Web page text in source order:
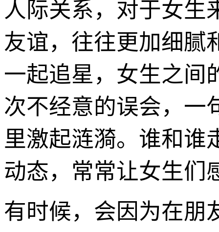
人际关系，对于女生
友谊，往往更加细腻
一起追星，女生之间
次不经意的误会，一
里激起涟漪。谁和谁
动态，常常让女生们
有时候，会因为在朋